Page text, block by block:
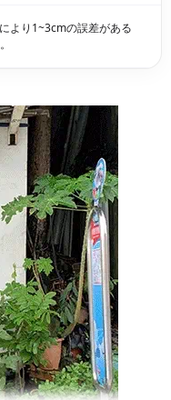
より1~3cmの誤差がある